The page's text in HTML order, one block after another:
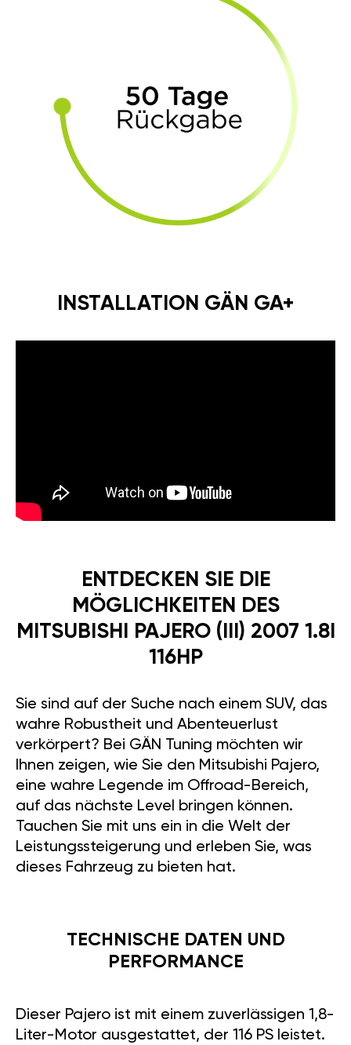
INSTALLATION GÄN GA+
ENTDECKEN SIE DIE
MÖGLICHKEITEN DES
MITSUBISHI PAJERO (III) 2007 1.8I
116HP
Sie sind auf der Suche nach einem SUV, das
wahre Robustheit und Abenteuerlust
verkörpert? Bei GÄN Tuning möchten wir
Ihnen zeigen, wie Sie den Mitsubishi Pajero,
eine wahre Legende im Offroad-Bereich,
auf das nächste Level bringen können.
Tauchen Sie mit uns ein in die Welt der
Leistungssteigerung und erleben Sie, was
dieses Fahrzeug zu bieten hat.
TECHNISCHE DATEN UND
PERFORMANCE
Dieser Pajero ist mit einem zuverlässigen 1,8-
Liter-Motor ausgestattet, der 116 PS leistet.